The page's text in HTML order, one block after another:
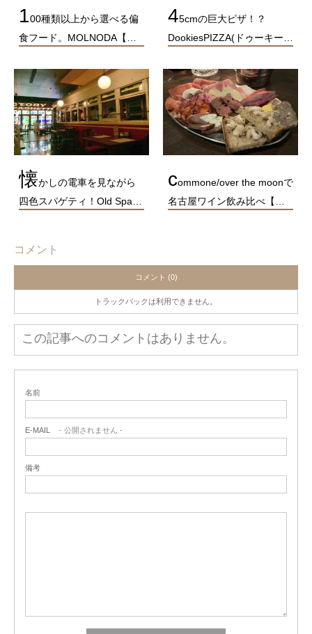
100種類以上から選べる偏
食フード。MOLNODA【…
45cmの巨大ピザ！？
DookiesPIZZA(ドゥーキー…
懐かしの電車を見ながら
四色スパゲティ！Old Spa…
commone/over the moonで
名古屋ワイン飲み比べ【…
コメント
コメント (0)
トラックバックは利用できません。
この記事へのコメントはありません。
名前
E-MAIL - 公開されません -
備考